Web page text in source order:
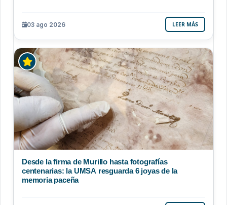
03 ago 2026 LEER MÁS
Desde la firma de Murillo hasta fotografías
centenarias: la UMSA resguarda 6 joyas de la
memoria paceña